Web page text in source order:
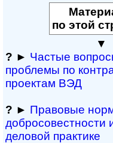
по этой
▼
? ► Частые
проблемы по
проектам ВЭД
? ► Правовые
добросовестности
деловой практике